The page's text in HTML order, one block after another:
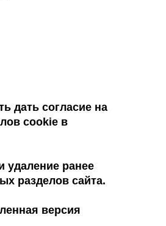
дать согласие на
cookie в
удаление ранее
разделов сайта.
версия